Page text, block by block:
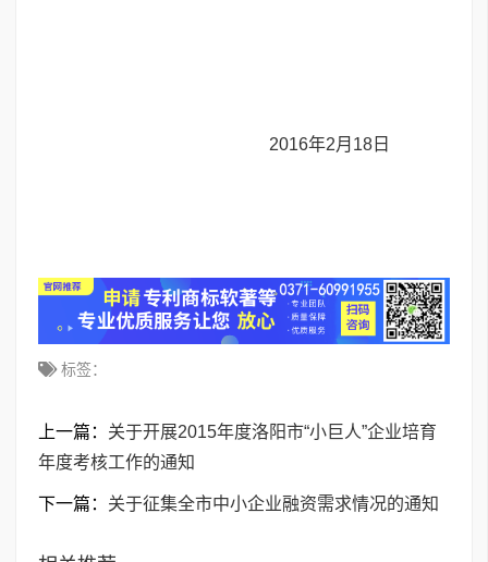
2016年2月18日
标签：
上一篇： 关于开展2015年度洛阳市“小巨人”企业培育
年度考核工作的通知
下一篇： 关于征集全市中小企业融资需求情况的通知